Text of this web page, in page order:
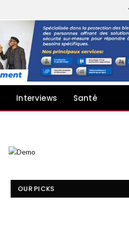
Interviews Santé
OUR PICKS